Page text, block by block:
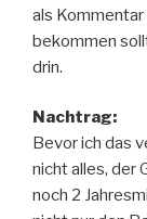
als
bekommen
drin.
Nachtrag:
Bevor ich das
nicht alles, der
noch 2